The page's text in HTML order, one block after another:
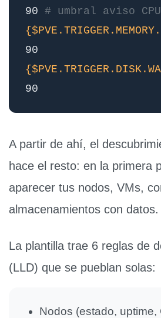
90 # umbral aviso
90
90
A partir de ahí, el
hace el resto: en la primera
aparecer tus nodos, VMs,
almacenamientos con datos.
La plantilla trae 6 reglas de
(LLD) que se pueblan solas:
Nodos (estado, uptime,